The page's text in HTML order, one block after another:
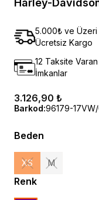
Harley-
5.000₺ ve Üzeri
Ücretsiz Kargo
12 Taksite Varan
İmkanlar
3.126,90 ₺
Barkod:96179-
Beden
XS M
Renk